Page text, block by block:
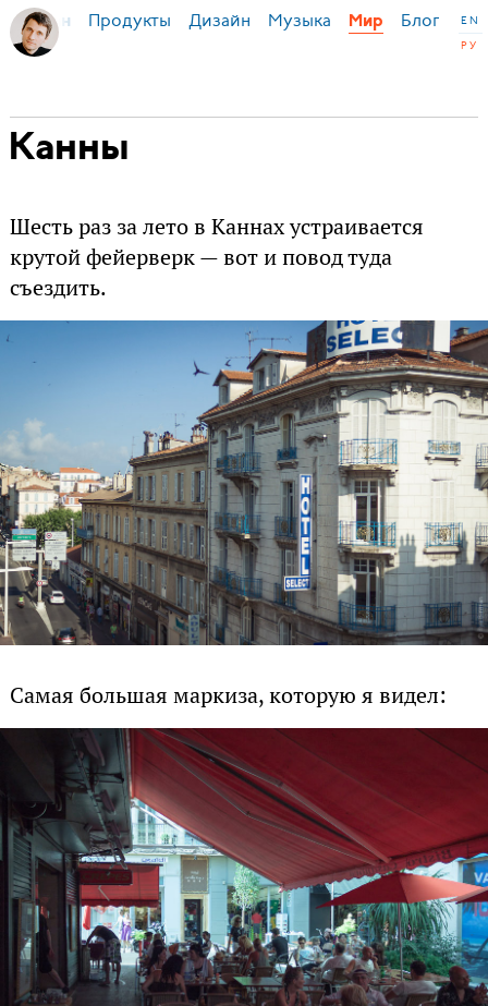
Бирман Продукты Дизайн Музыка Мир Блог
EN
РУ
Канны
Шесть раз за лето в Каннах устраивается
крутой фейерверк — вот и повод туда
съездить.
Самая большая маркиза, которую я видел: